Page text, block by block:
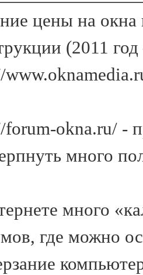
цены на окна
(2011
okna.ru/ -
много
много
где можно